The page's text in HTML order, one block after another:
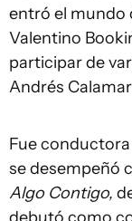
entró el mundo
Valentino
participar de
Andrés
Fue
se desempeñó
Algo Contigo,